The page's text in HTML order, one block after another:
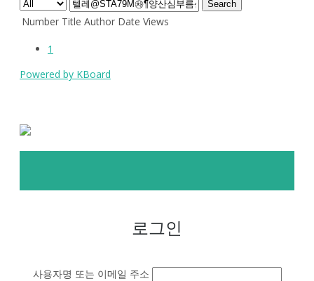
Search
Number Title Author Date Views
1
Powered by KBoard
로그인
사용자명 또는 이메일 주소